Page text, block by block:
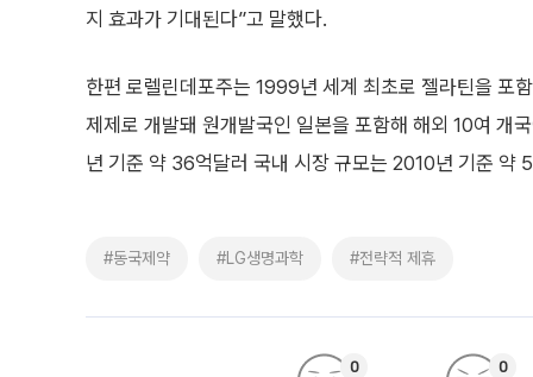
지 효과가 기대된다”고 말했다.
한편 로렐린데포주는 1999년 세계 최초로 젤라틴을 포
제제로 개발돼 원개발국인 일본을 포함해 해외 10여 개
년 기준 약 36억달러 국내 시장 규모는 2010년 기준 약
#동국제약 #LG생명과학 #전략적 제휴
0 0